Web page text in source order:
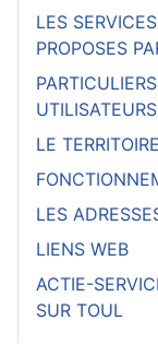
LES
PROPOSES
LE
LES
LIENS WEB
ACTIE-
SUR TOUL